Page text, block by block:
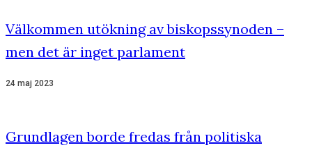
Välkommen utökning av biskopssynoden –
men det är inget parlament
24 maj 2023
Grundlagen borde fredas från politiska